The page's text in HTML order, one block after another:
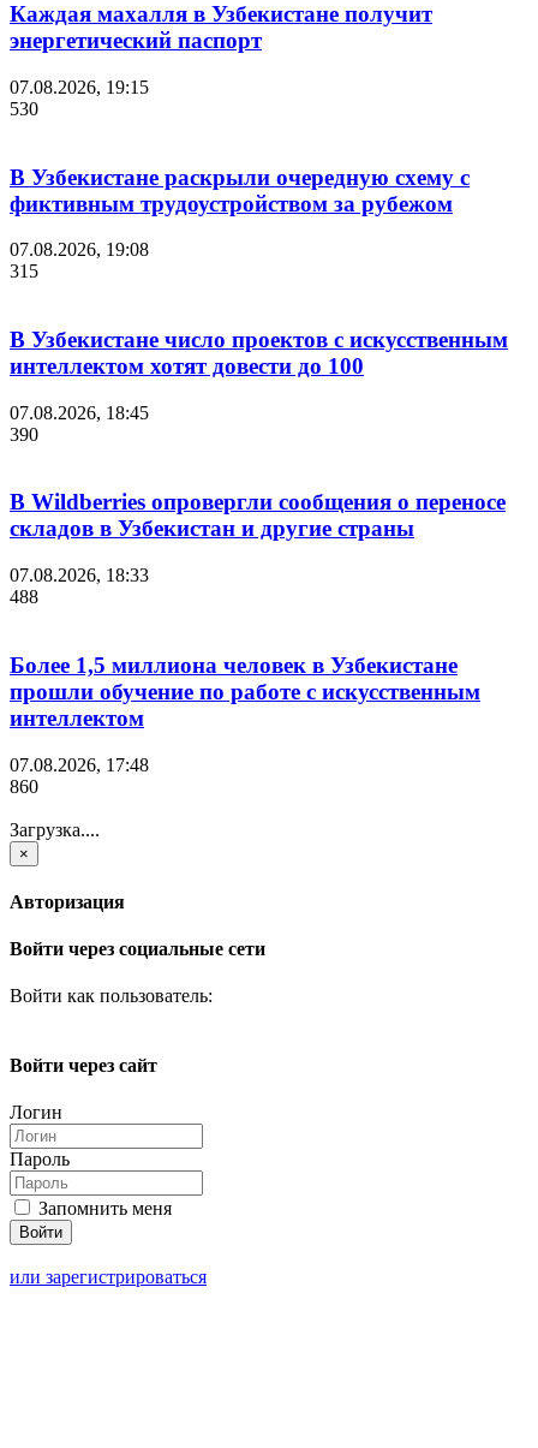
Каждая махалля в Узбекистане получит
энергетический паспорт
07.08.2026, 19:15
530
В Узбекистане раскрыли очередную схему с
фиктивным трудоустройством за рубежом
07.08.2026, 19:08
315
В Узбекистане число проектов с искусственным
интеллектом хотят довести до 100
07.08.2026, 18:45
390
В Wildberries опровергли сообщения о переносе
складов в Узбекистан и другие страны
07.08.2026, 18:33
488
Более 1,5 миллиона человек в Узбекистане
прошли обучение по работе с искусственным
интеллектом
07.08.2026, 17:48
860
Загрузка....
×
Авторизация
Войти через социальные сети
Войти как пользователь:
Войти через сайт
Логин
Пароль
Запомнить меня
или зарегистрироваться